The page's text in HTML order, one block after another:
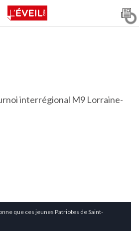
que ces jeunes Patriotes de Saint-